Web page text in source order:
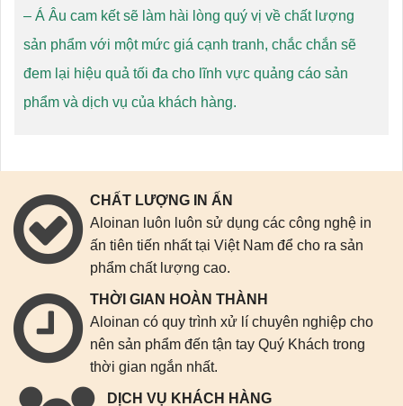
– Á Âu cam kết sẽ làm hài lòng quý vị về chất lượng
sản phẩm với một mức giá cạnh tranh, chắc chắn sẽ
đem lại hiệu quả tối đa cho lĩnh vực quảng cáo sản
phẩm và dịch vụ của khách hàng.
CHẤT LƯỢNG IN ẤN
Aloinan luôn luôn sử dụng các công nghệ in
ấn tiên tiến nhất tại Việt Nam để cho ra sản
phẩm chất lượng cao.
THỜI GIAN HOÀN THÀNH
Aloinan có quy trình xử lí chuyên nghiệp cho
nên sản phẩm đến tận tay Quý Khách trong
thời gian ngắn nhất.
DỊCH VỤ KHÁCH HÀNG